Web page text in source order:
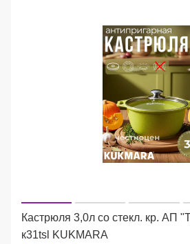
Кастрюля 3,0л со стекл. кр. АП
к31tsl KUKMARA